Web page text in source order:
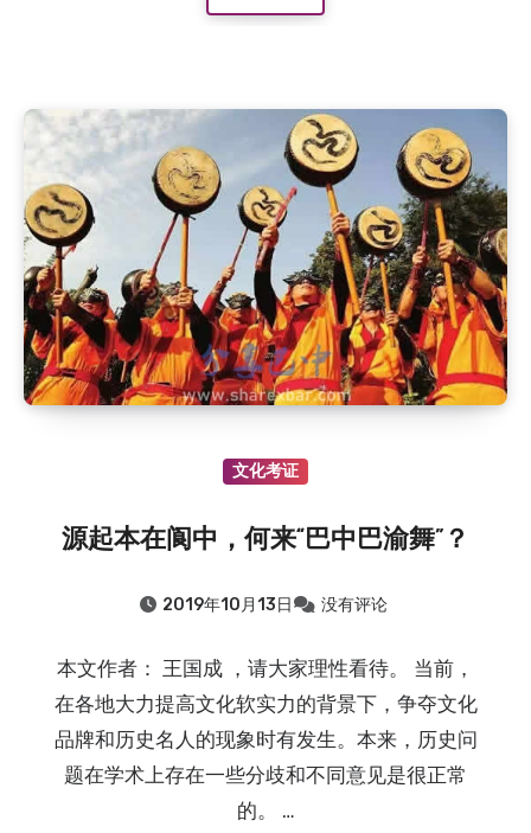
文化考证
源起本在阆中，何来“巴中巴渝舞”？
2019年10月13日 没有评论
本文作者： 王国成 ，请大家理性看待。 当前，
在各地大力提高文化软实力的背景下，争夺文化
品牌和历史名人的现象时有发生。本来，历史问
题在学术上存在一些分歧和不同意见是很正常
的。 …